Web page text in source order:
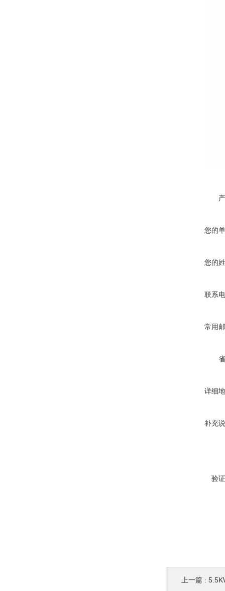
您的
您的
联系
常用
详细
补充
验
上一篇 :